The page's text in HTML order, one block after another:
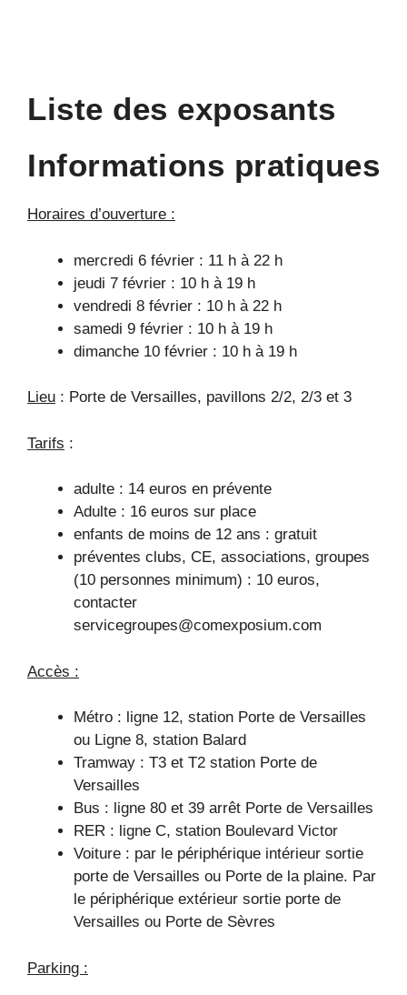
Liste des exposants
Informations pratiques
Horaires d’ouverture :
mercredi 6 février : 11 h à 22 h
jeudi 7 février : 10 h à 19 h
vendredi 8 février : 10 h à 22 h
samedi 9 février : 10 h à 19 h
dimanche 10 février : 10 h à 19 h
Lieu : Porte de Versailles, pavillons 2/2, 2/3 et 3
Tarifs :
adulte : 14 euros en prévente
Adulte : 16 euros sur place
enfants de moins de 12 ans : gratuit
préventes clubs, CE, associations, groupes
(10 personnes minimum) : 10 euros,
contacter
servicegroupes@comexposium.com
Accès :
Métro : ligne 12, station Porte de Versailles
ou Ligne 8, station Balard
Tramway : T3 et T2 station Porte de
Versailles
Bus : ligne 80 et 39 arrêt Porte de Versailles
RER : ligne C, station Boulevard Victor
Voiture : par le périphérique intérieur sortie
porte de Versailles ou Porte de la plaine. Par
le périphérique extérieur sortie porte de
Versailles ou Porte de Sèvres
Parking :